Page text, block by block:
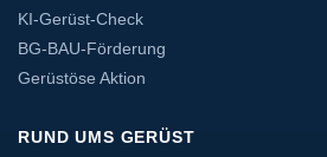
KI-Gerüst-Check
BG-BAU-Förderung
Gerüstöse Aktion
RUND UMS GERÜST